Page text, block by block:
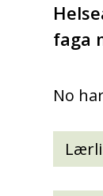
faga
No